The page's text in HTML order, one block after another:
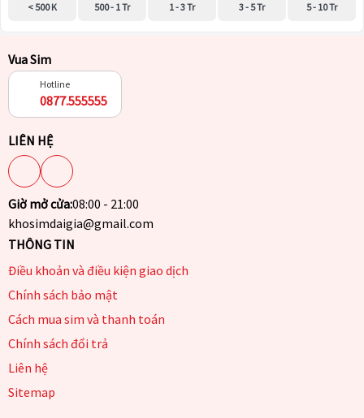
< 500 K 500 - 1 Tr 1 - 3 Tr 3 - 5 Tr 5 - 10 Tr
Vua Sim
Hotline
0877.555555
LIÊN HỆ
Giờ mở cửa:08:00 - 21:00
khosimdaigia@gmail.com
THÔNG TIN
Điều khoản và điều kiện giao dịch
Chính sách bảo mật
Cách mua sim và thanh toán
Chính sách đổi trả
Liên hệ
Sitemap